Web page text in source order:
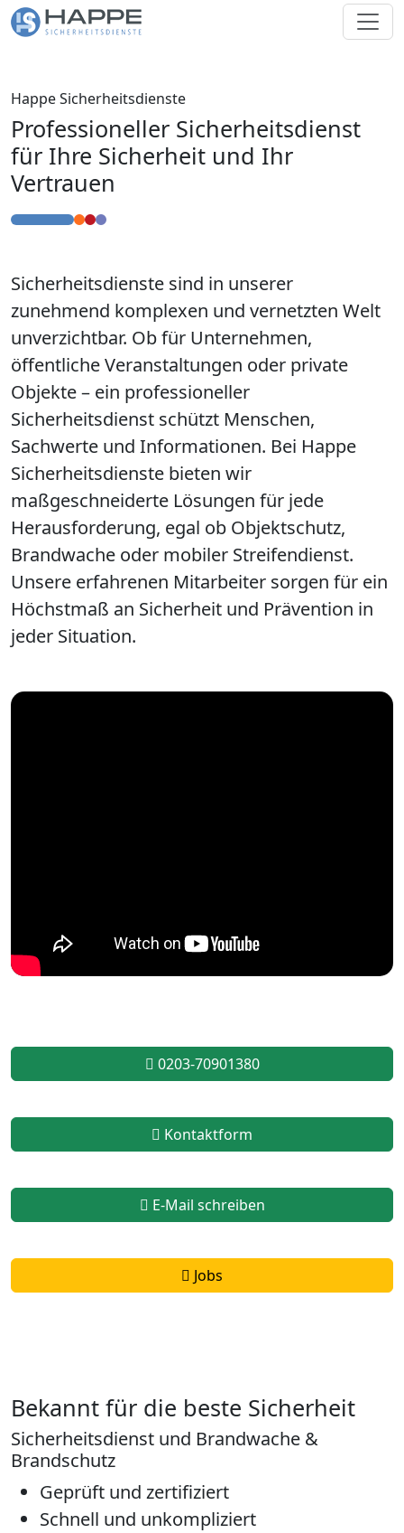
Happe Sicherheitsdienste
Professioneller Sicherheitsdienst
für Ihre Sicherheit und Ihr
Vertrauen
Sicherheitsdienste sind in unserer
zunehmend komplexen und vernetzten Welt
unverzichtbar. Ob für Unternehmen,
öffentliche Veranstaltungen oder private
Objekte – ein professioneller
Sicherheitsdienst schützt Menschen,
Sachwerte und Informationen. Bei Happe
Sicherheitsdienste bieten wir
maßgeschneiderte Lösungen für jede
Herausforderung, egal ob Objektschutz,
Brandwache oder mobiler Streifendienst.
Unsere erfahrenen Mitarbeiter sorgen für ein
Höchstmaß an Sicherheit und Prävention in
jeder Situation.
0203-70901380
Kontaktform
E-Mail schreiben
Jobs
Bekannt für die beste Sicherheit
Sicherheitsdienst und Brandwache &
Brandschutz
Geprüft und zertifiziert
Schnell und unkompliziert